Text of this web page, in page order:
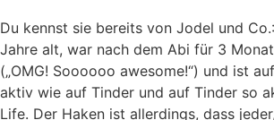
Du kennst sie bereits von Jodel und
Jahre alt, war nach dem Abi für 3
(„OMG! Soooooo awesome!“) und ist
aktiv wie auf Tinder und auf Tinder so
Life. Der Haken ist allerdings, dass